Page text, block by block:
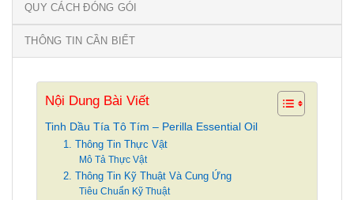
QUY CÁCH ĐÓNG GÓI
THÔNG TIN CẦN BIẾT
Nội Dung Bài Viết
Tinh Dầu Tía Tô Tím – Perilla Essential Oil
1. Thông Tin Thực Vật
Mô Tả Thực Vật
2. Thông Tin Kỹ Thuật Và Cung Ứng
Tiêu Chuẩn Kỹ Thuật